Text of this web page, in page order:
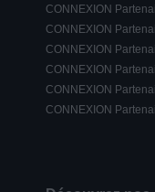
CONNEXION
CONNEXION
CONNEXION
CONNEXION
CONNEXION
CONNEXION